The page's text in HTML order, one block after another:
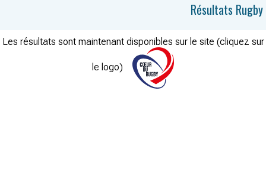
Résultats Rugby
Les résultats sont maintenant disponibles sur le site (cliquez sur
le logo)